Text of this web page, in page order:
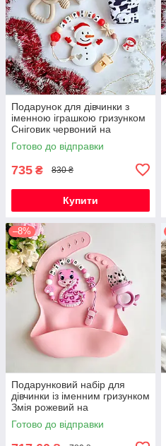
Подарунок для дівчинки з
іменною іграшкою гризунком
Сніговик червоний на
Новорічні свята
Готово до відправки
735 ₴ 830 ₴
Купити
–8%
Подарунковий набір для
дівчинки із іменним гризунком
Змія рожевий на
народження, хрестини,
виписку, півроку
Готово до відправки